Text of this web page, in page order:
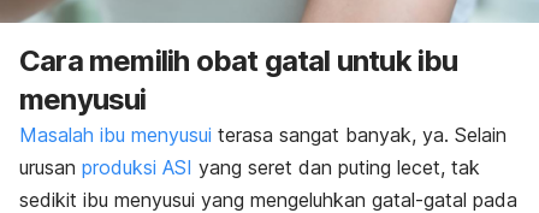
Cara memilih obat gatal untuk ibu
menyusui
Masalah ibu menyusui terasa sangat banyak, ya. Selain
urusan produksi ASI yang seret dan puting lecet, tak
sedikit ibu menyusui yang mengeluhkan gatal-gatal pada